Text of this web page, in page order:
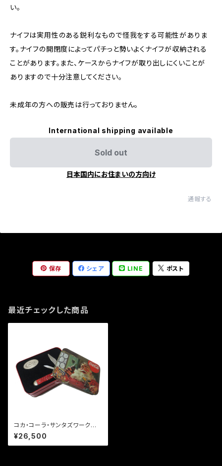
い。
ナイフは実用性のある鋭利なもので怪我をする可能性がありま
す。ナイフの開閉度によってパチっと勢いよくナイフが収納される
ことがあります。また、ケースからナイフが取り出しにくいことが
ありますので十分注意してください。
未成年の方への販売は行っておりません。
International shipping available
Sold out
日本国内にお住まいの方向け
通報する
保存 シェア LINE ポスト
最近チェックした商品
コカ・コーラ・サンタズワークショ
ップ・CASEナイフ・ティンセット
¥26,500